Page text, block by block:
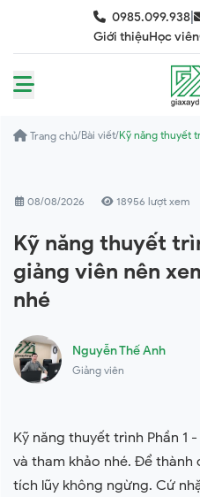
0985.099.938|
Giới thiệuHọc viên
Trang chủ/Bài viết/Kỹ năng thuyết
08/08/2026 18956 lượt xem
Kỹ năng thuyết
giảng viên nên
nhé
Nguyễn Thế Anh
Giảng viên
Kỹ năng thuyết trình Phần 1
và tham khảo nhé. Để thành
tích lũy không ngừng. Cứ